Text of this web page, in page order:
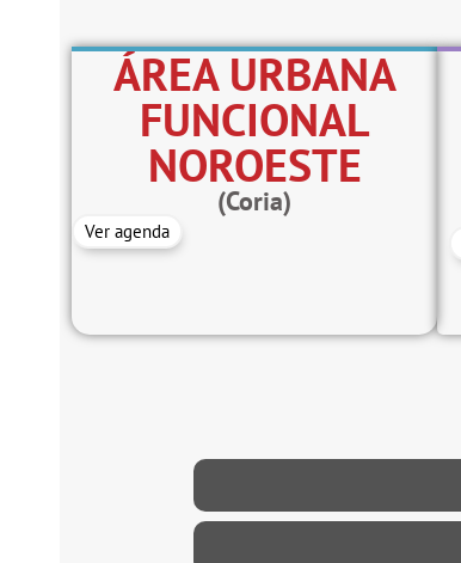
ÁREA URBANA
FUNCIONAL
NOROESTE
(Coria)
Ver agenda